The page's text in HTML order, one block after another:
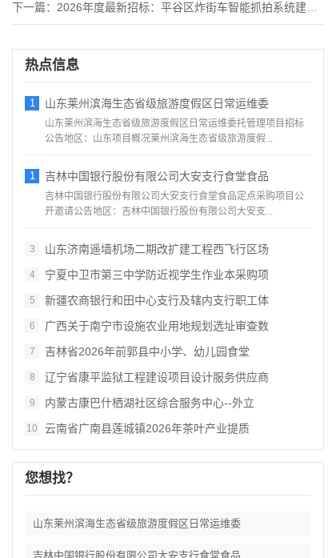
下一篇： 2026年度最新招标：平谷区炸街车智能抓拍系统建设项目竞争性
热点信息
1 山东莱州滨海生态省级旅游度假区日常运维委
山东莱州滨海生态省级旅游度假区日常运维委托管理项目招标
公告地区：山东项目概况莱州滨海生态省级旅游度假...
1 吉林中国银行股份有限公司大安支行食堂食品
吉林中国银行股份有限公司大安支行食堂食品定点采购项目公
开邀请公告地区：吉林中国银行股份有限公司大安支...
3 山东济南遥墙机场二期改扩建工程西飞行区场
4 宁夏中卫市第三中学防近视学生作业本采购项
5 新疆农商银行和田中心支行及辖内支行职工体
6 广西关于南宁市设施农业用地规划选址审查数
7 吉林省2026年前郭县中小学、幼儿园食堂
8 辽宁省康平监狱工程建设项目设计服务供应商
9 内蒙古康巴什栖湖社区综合服务中心--外立
10 云南省广南县莲城镇2026年茶叶产业提质
您想找？
山东莱州滨海生态省级旅游度假区日常运维委
吉林中国银行股份有限公司大安支行食堂食品